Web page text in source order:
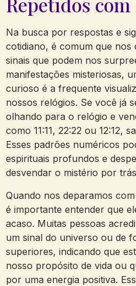
Na busca por respostas e
cotidiano, é comum que nos
sinais que podem nos
manifestações misteriosas,
curioso é a frequente
nossos relógios. Se você já
olhando para o relógio e
como 11:11, 22:22 ou 12:12,
Esses padrões numéricos
espirituais profundos e
desvendar o mistério por
Quando nos deparamos
é importante entender que
acaso. Muitas pessoas
um sinal do universo ou de
superiores, indicando que
nosso propósito de vida ou
por uma energia positiva.